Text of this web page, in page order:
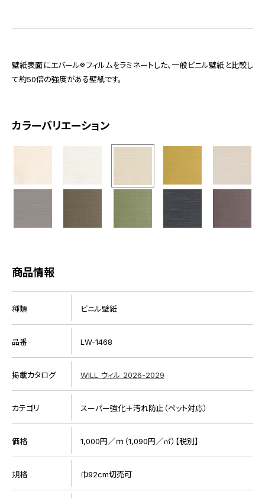
壁紙表面にエバール®フィルムをラミネートした、一般ビニル壁紙と比較し
て約50倍の強度がある壁紙です。
カラーバリエーション
商品情報
種類 ビニル壁紙
品番 LW-1468
掲載カタログ WILL ウィル 2026-2029
カテゴリ スーパー強化＋汚れ防止（ペット対応）
価格 1,000円／ｍ（1,090円／㎡）【税別】
規格 巾92cm切売可